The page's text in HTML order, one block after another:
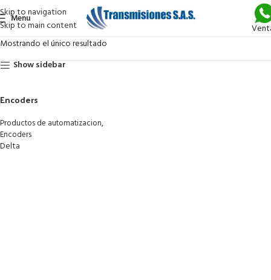
Skip to navigation
Skip to main content
Menu
Mostrando el único resultado
Show sidebar
Encoders
Productos de automatizacion,
Encoders
Delta